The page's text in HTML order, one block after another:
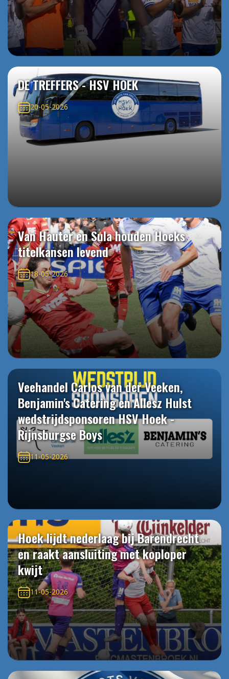
DE TREFFERS - HSV HOEK
20-05-2026
Van Hauter en Sula houden Hoeks
titelkansen levend
18-05-2026
Veehandel Carlos van der Veeken,
Benjamin's Catering en Allesz Hulst
wedstrijdsponsoren HSV Hoek -
Rijnsburgse Boys
11-05-2026
Hoek lijdt nederlaag bij Barendrecht
en raakt aansluiting met koploper
kwijt
11-05-2026